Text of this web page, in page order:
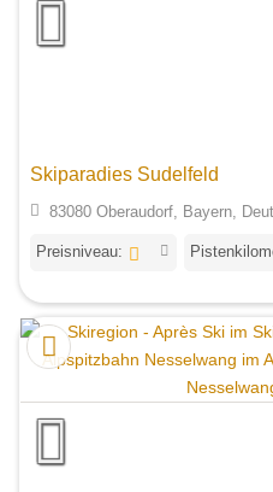
Skiparadies Sudelfeld
83080 Oberaudorf, Bayern,
Preisniveau: